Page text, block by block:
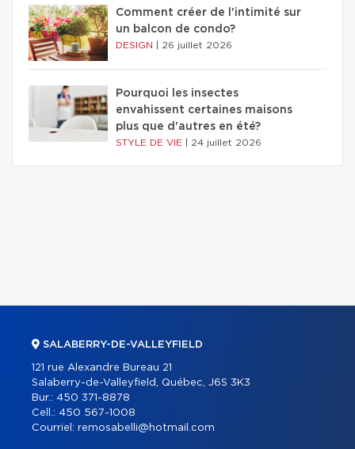
Comment créer de l'intimité sur
un balcon de condo?
DESIGN 26 juillet 2026
Pourquoi les insectes
envahissent certaines maisons
plus que d'autres en été?
STYLE DE VIE 24 juillet 2026
SALABERRY-DE-VALLEYFIELD
121 rue Alexandre Bureau 21
Salaberry-de-Valleyfield, Québec, J6S 3K3
Bur.: 450 371-8878
Cell.: 450 567-1008
Courriel: remosabelli@hotmail.com